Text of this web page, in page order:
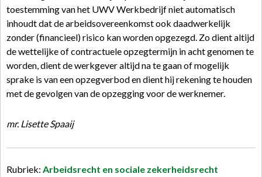
toestemming van het UWV Werkbedrijf niet automatisch
inhoudt dat de arbeidsovereenkomst ook daadwerkelijk
zonder (financieel) risico kan worden opgezegd. Zo dient altijd
de wettelijke of contractuele opzegtermijn in acht genomen te
worden, dient de werkgever altijd na te gaan of mogelijk
sprake is van een opzegverbod en dient hij rekening te houden
met de gevolgen van de opzegging voor de werknemer.
mr. Lisette Spaaij
Rubriek: Arbeidsrecht en sociale zekerheidsrecht